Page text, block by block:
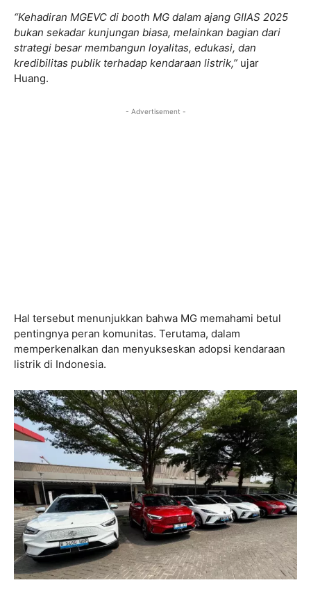
“Kehadiran MGEVC di booth MG dalam ajang GIIAS 2025
bukan sekadar kunjungan biasa, melainkan bagian dari
strategi besar membangun loyalitas, edukasi, dan
kredibilitas publik terhadap kendaraan listrik,” ujar
Huang.
- Advertisement -
Hal tersebut menunjukkan bahwa MG memahami betul
pentingnya peran komunitas. Terutama, dalam
memperkenalkan dan menyukseskan adopsi kendaraan
listrik di Indonesia.